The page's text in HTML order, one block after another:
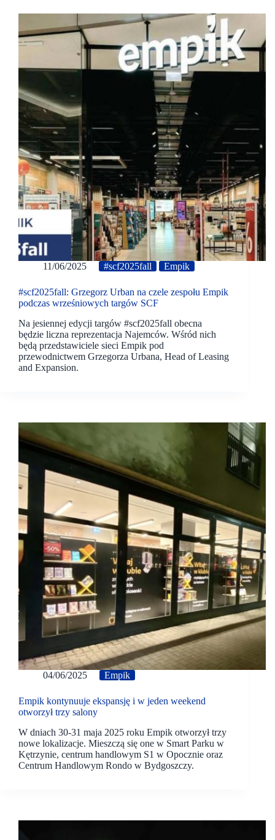
11/06/2025 #scf2025fall Empik
#scf2025fall: Grzegorz Urban na czele zespołu Empik
podczas wrześniowych targów SCF
Na jesiennej edycji targów #scf2025fall obecna
będzie liczna reprezentacja Najemców. Wśród nich
będą przedstawiciele sieci Empik pod
przewodnictwem Grzegorza Urbana, Head of Leasing
and Expansion.
04/06/2025 Empik
Empik kontynuuje ekspansję i w jeden weekend
otworzył trzy salony
W dniach 30-31 maja 2025 roku Empik otworzył trzy
nowe lokalizacje. Mieszczą się one w Smart Parku w
Kętrzynie, centrum handlowym S1 w Opocznie oraz
Centrum Handlowym Rondo w Bydgoszczy.